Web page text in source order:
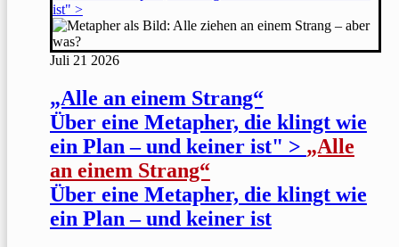
ist" >
Juli 21 2026
„Alle an einem Strang“
Über eine Metapher, die klingt wie
ein Plan – und keiner ist" > „Alle
an einem Strang“
Über eine Metapher, die klingt wie
ein Plan – und keiner ist